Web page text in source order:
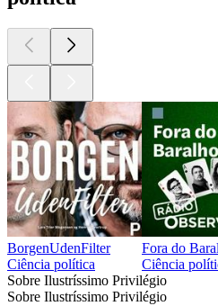
BorgenUdenFilter
Ciência política
Fora do
Ciência
Sobre Ilustríssimo Privilégio
Sobre Ilustríssimo Privilégio